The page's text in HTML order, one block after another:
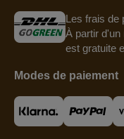
Les frais de
À partir d'un
est gratuite
Modes de paiement